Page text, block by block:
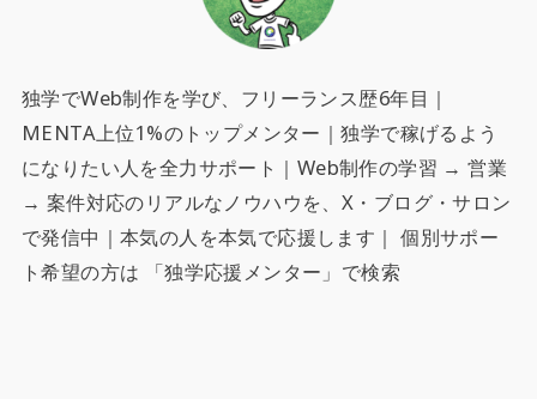
独学でWeb制作を学び、フリーランス歴6年目｜
MENTA上位1%のトップメンター｜独学で稼げるよう
になりたい人を全力サポート ｜Web制作の学習 → 営業
→ 案件対応のリアルなノウハウを、X・ブログ・サロン
で発信中｜本気の人を本気で応援します｜ 個別サポー
ト希望の方は 「独学応援メンター」で検索